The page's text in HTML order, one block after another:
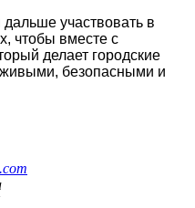
участвовать в
чтобы вместе с
делает городские
живыми, безопасными и